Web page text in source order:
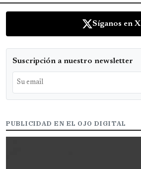
Síganos en X
Suscripción a nuestro newsletter
PUBLICIDAD EN EL OJO DIGITAL